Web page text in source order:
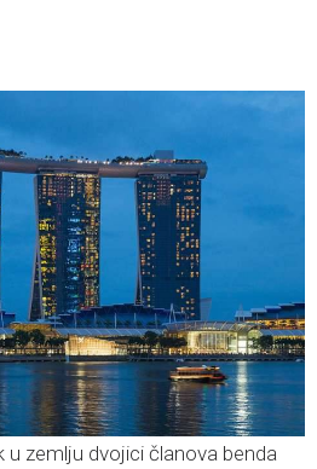
u zemlju dvojici članova benda